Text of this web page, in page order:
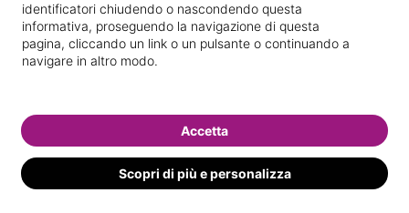
via Sardegna, 2 Indicazioni stradali
identificatori chiudendo o nascondendo questa
informativa, proseguendo la navigazione di questa
pagina, cliccando un link o un pulsante o continuando a
navigare in altro modo.
Scopri di più e personalizza
Accetta